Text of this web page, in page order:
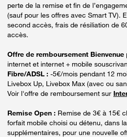
perte de la remise et fin de
(sauf pour les offres avec Smart TV).
second accès, frais de résiliation de
accès.
Offre de remboursement Bienvenue
internet et internet + mobile
Fibre/ADSL : -5€/mois pendant 12
Livebox Up, Livebox Max (avec ou
Voir l'offre de remboursement sur
Remise Open : Remise de 3€ à 15€
forfait mobile choisi ou détenu, dans
supplémentaires, pour une nouvelle